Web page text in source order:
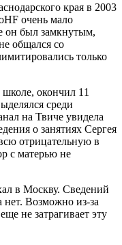
края в 2003
очень мало
он был замкнутым,
общался со
только
окончил 11
среди
на Твиче увидела
о занятиях Сергея
отрицательную в
с матерью не
в Москву. Сведений
Возможно из-за
не затрагивает эту